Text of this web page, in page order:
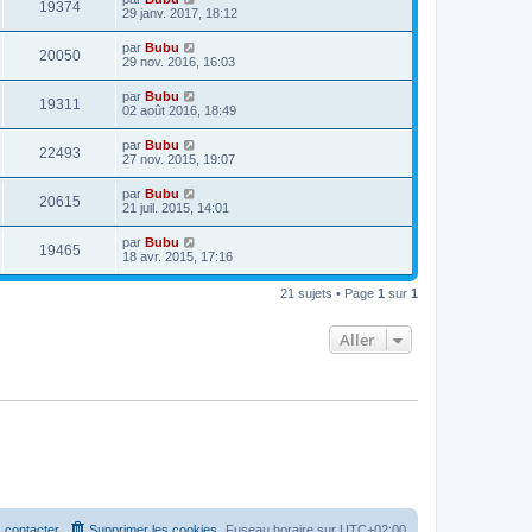
19374
29 janv. 2017, 18:12
20050 par Bubu
29 nov. 2016, 16:03
19311 par Bubu
02 août 2016, 18:49
22493 par Bubu
27 nov. 2015, 19:07
20615 par Bubu
21 juil. 2015, 14:01
19465 par Bubu
18 avr. 2015, 17:16
21 sujets • Page 1 sur 1
Aller
Fuseau horaire sur UTC+02:00
Supprimer les cookies
contacter